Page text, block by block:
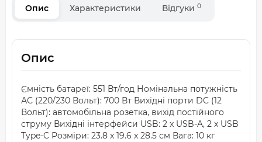
Опис Характеристики Відгуки 0
Опис
Ємність батареї: 551 Вт/год Номінальна потужність
АС (220/230 Вольт): 700 Вт Вихідні порти DC (12
Вольт): автомобільна розетка, вихід постійного
струму Вихідні інтерфейси USB: 2 x USB-A, 2 x USB
Type-C Розміри: 23.8 x 19.6 x 28.5 см Вага: 10 кг